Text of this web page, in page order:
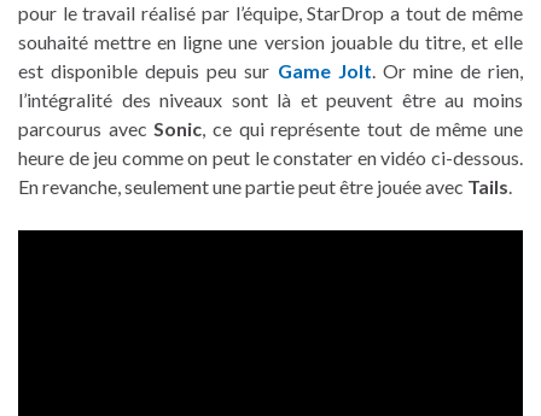
pour le travail réalisé par l’équipe, StarDrop a tout de même
souhaité mettre en ligne une version jouable du titre, et elle
est disponible depuis peu sur Game Jolt. Or mine de rien,
l’intégralité des niveaux sont là et peuvent être au moins
parcourus avecSonic, ce qui représente tout de même une
heure de jeu comme on peut le constater en vidéo ci-dessous.
En revanche, seulement une partie peut être jouée avec Tails.